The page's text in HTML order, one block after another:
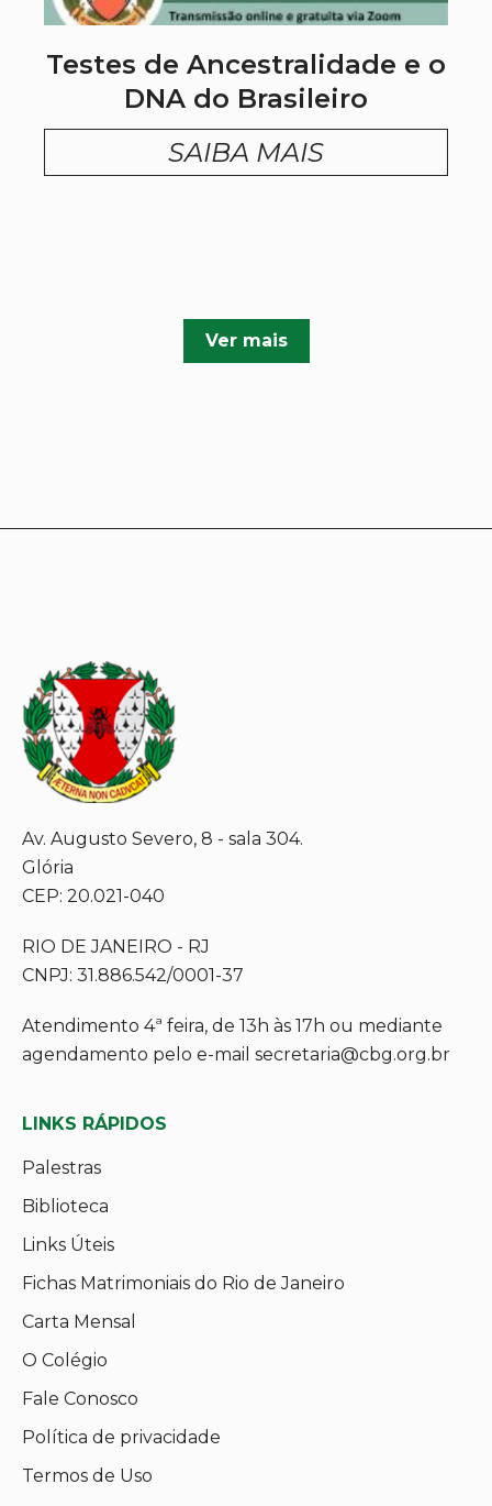
Testes de Ancestralidade e o
DNA do Brasileiro
SAIBA MAIS
Ver mais
Av. Augusto Severo, 8 - sala 304.
Glória
CEP: 20.021-040
RIO DE JANEIRO - RJ
CNPJ: 31.886.542/0001-37
Atendimento 4ª feira, de 13h às 17h ou mediante
agendamento pelo e-mail secretaria@cbg.org.br
LINKS RÁPIDOS
Palestras
Biblioteca
Links Úteis
Fichas Matrimoniais do Rio de Janeiro
Carta Mensal
O Colégio
Fale Conosco
Política de privacidade
Termos de Uso